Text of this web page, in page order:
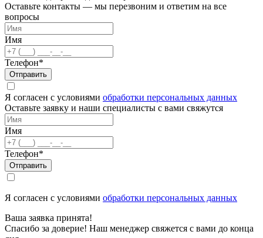
Оставьте контакты — мы перезвоним и ответим на все
вопросы
Имя
Телефон*
Отправить
Я согласен с условиями обработки персональных данных
Оставьте заявку и наши специалисты с вами свяжутся
Имя
Телефон*
Отправить
Я согласен с условиями обработки персональных данных
Ваша заявка принята!
Спасибо за доверие! Наш менеджер свяжется с вами до конца